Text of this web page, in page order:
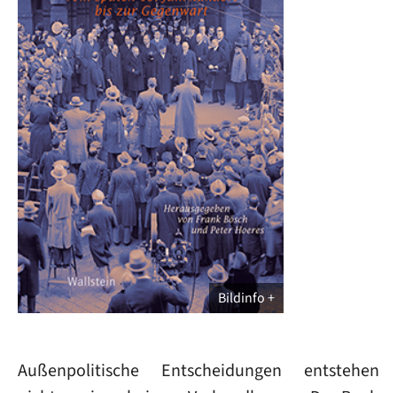
Bildinfo
Außenpolitische Entscheidungen entstehen